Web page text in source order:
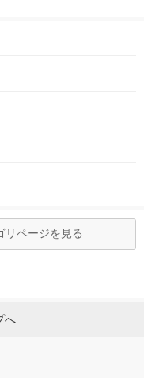
リページを見る
へ